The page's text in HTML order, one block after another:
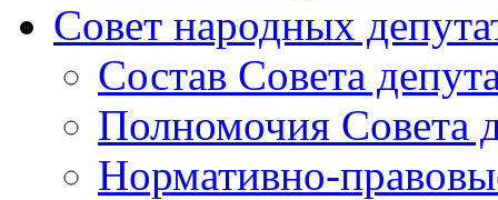
Совет народных
Состав Совета
Полномочия Совета
Нормативно-